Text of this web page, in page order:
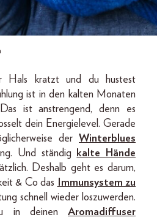
kratzt und du hustest
ist in den kalten Monaten
ist anstrengend, denn es
dein Energielevel. Gerade
der Winterblues
Und ständig
kalte Hände
Deshalb geht es darum,
& Co das
Immunsystem zu
schnell wieder loszuwerden.
in deinen Aromadiffuser